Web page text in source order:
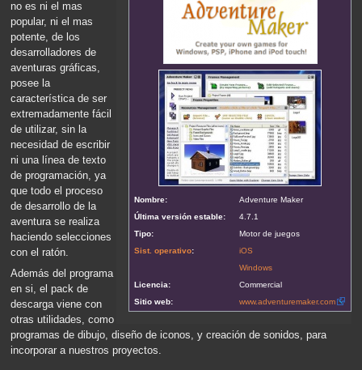
Nombre:
Adventure Maker
Última versión estable:
4.7.1
Tipo:
Motor de juegos
Sist. operativo:
iOS
Windows
Licencia:
Commercial
Sitio web:
www.adventuremaker.com
no es ni el mas
popular, ni el mas
potente, de los
desarrolladores de
aventuras gráficas,
posee la
característica de ser
extremadamente fácil
de utilizar, sin la
necesidad de escribir
ni una línea de texto
de programación, ya
que todo el proceso
de desarrollo de la
aventura se realiza
haciendo selecciones
con el ratón.
Además del programa
en si, el pack de
descarga viene con
otras utilidades, como
programas de dibujo, diseño de iconos, y creación de sonidos, para
incorporar a nuestros proyectos.